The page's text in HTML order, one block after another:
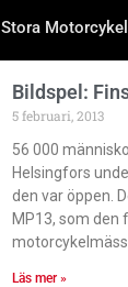
Stora
Bildspel:
5 februari, 2013
56 000
Helsingfors
den var öppen.
MP13, som den
Läs mer »